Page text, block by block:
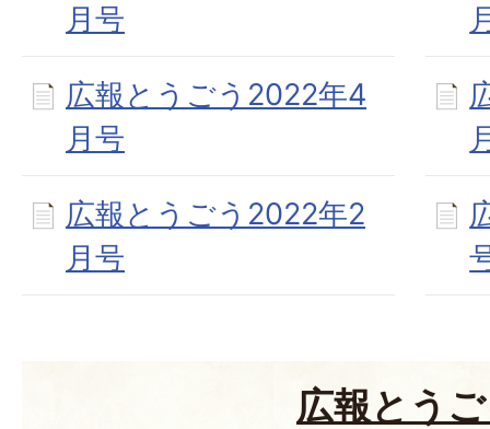
月号
広報とうごう2022年4
月号
広報とうごう2022年2
月号
広報とう